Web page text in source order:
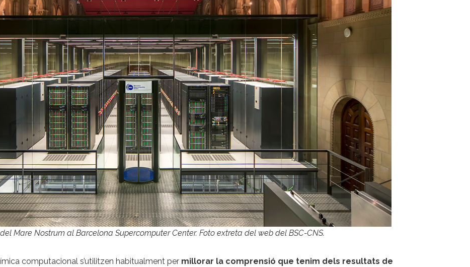
Mare Nostrum al Barcelona Supercomputer Center. Foto extreta del web del BSC-CNS.
computacional s’utilitzen habitualment per millorar la comprensió que tenim dels resultats de